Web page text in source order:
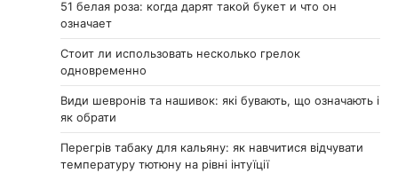
51 белая роза: когда дарят такой букет и что он
означает
Стоит ли использовать несколько грелок
одновременно
Види шевронів та нашивок: які бувають, що означають і
як обрати
Перегрів табаку для кальяну: як навчитися відчувати
температуру тютюну на рівні інтуїції